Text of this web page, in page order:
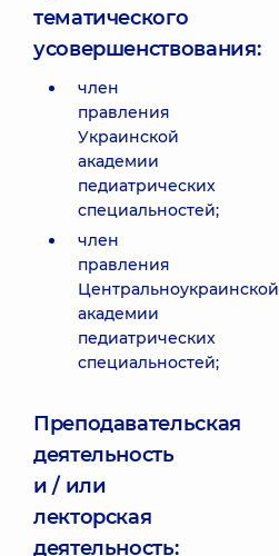
тематического
усовершенствования:
член
правления
Украинской
академии
педиатрических
специальностей;
член
правления
Центральноукраинской
академии
педиатрических
специальностей;
Преподавательская
деятельность
и / или
лекторская
деятельность: